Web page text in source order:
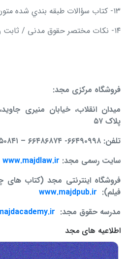
۱۳- كتاب سؤالات طبقه بندي شده متون فقه / دكتر لطفي / مجد
۱۴- نکات مختصر حقوق مدنی / ثابت راسخ/مجد
فروشگاه مرکزی مجد:
ميدان انقلاب، خيابان منیری
پلاک ۵۷
تلفن: ۶۶۴۹۰۹۹۸- ۶۶۴۸۶۸۷۴
–
سایت رسمی مجد: www.majdlaw.ir
فروشگاه اینترنتی مجد (کتاب های
فیلم): www.majdpub.ir
مدرسه حقوق مجد:
اطلاعیه های مجد